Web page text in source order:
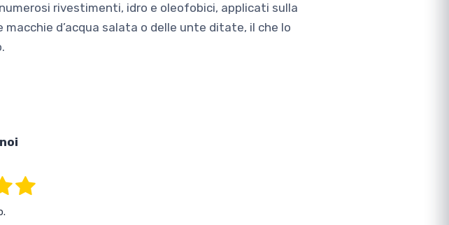
rivestimenti, idro e oleofobici, applicati sulla
d’acqua salata o delle unte ditate, il che lo